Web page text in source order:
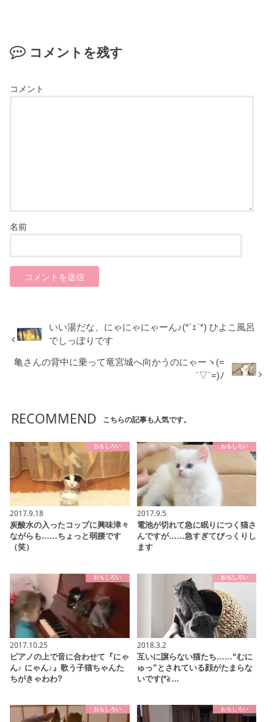
コメントを残す
コメント
名前
いい湯だな、にゃにゃにゃーん♪(*´ｪ`*) ひよこ風呂
でしっぽりです
亀さんの背中に乗って竜宮城へ向かうのにゃーヽ(=
´▽`=)ﾉ
RECOMMEND こちらの記事も人気です。
おもしろい
2017.9.18
炭酸水の入ったコップに興味津々
ながらも……ちょっと弱腰です
（笑）
おもしろい
2017.9.5
電池が切れて急に眠りにつく猫さ
んですが……急すぎてびっくりし
ます
おもしろい
2017.10.25
ピアノの上で音に合わせて『にゃ
ん♪ にゃん♪』歌う子猫ちゃんた
ちがきゃわわ?
おもしろい
2018.3.2
互いに譲らない猫たち……“むに
ゅっ”とされている顔がたまらな
いです(*≧…
おもしろい おもしろい